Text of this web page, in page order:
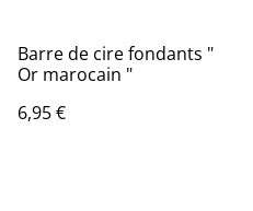
Barre de cire fondants "
Or marocain "
6,95 €